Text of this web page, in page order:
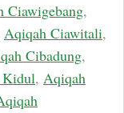
Ciawigebang,
Aqiqah Ciawitali,
Cibadung,
Kidul, Aqiqah